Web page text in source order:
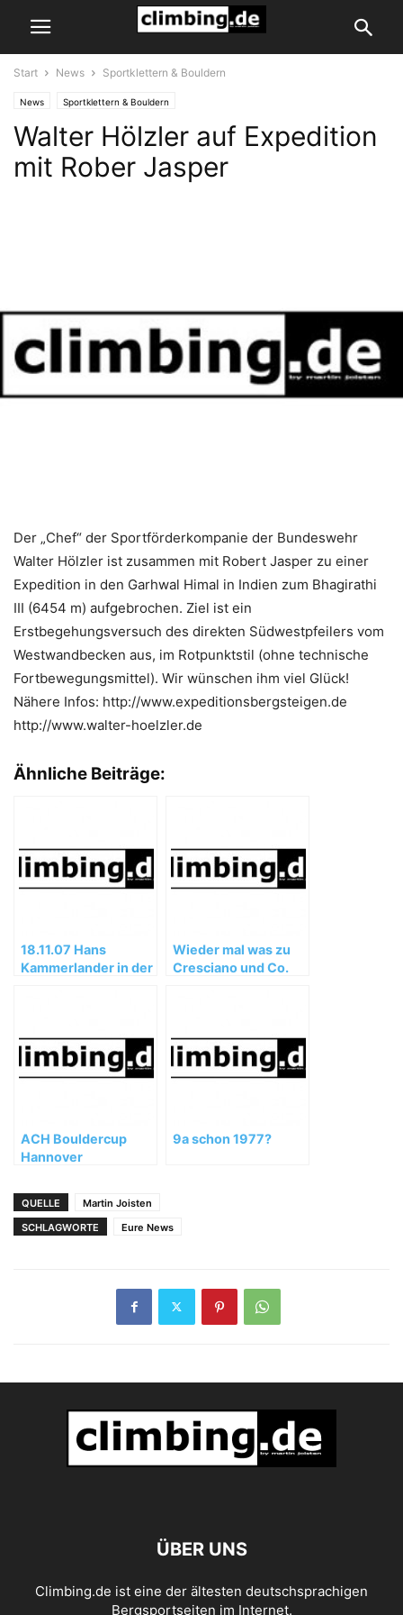
Start News Sportklettern & Bouldern
News Sportklettern & Bouldern
Walter Hölzler auf Expedition
mit Rober Jasper
Der „Chef“ der Sportförderkompanie der Bundeswehr
Walter Hölzler ist zusammen mit Robert Jasper zu einer
Expedition in den Garhwal Himal in Indien zum Bhagirathi
III (6454 m) aufgebrochen. Ziel ist ein
Erstbegehungsversuch des direkten Südwestpfeilers vom
Westwandbecken aus, im Rotpunktstil (ohne technische
Fortbewegungsmittel). Wir wünschen ihm viel Glück!
Nähere Infos: http://www.expeditionsbergsteigen.de
http://www.walter-hoelzler.de
Ähnliche Beiträge:
18.11.07 Hans
Kammerlander in der
Wieder mal was zu
Cresciano und Co.
ACH Bouldercup
Hannover
9a schon 1977?
QUELLE
Martin Joisten
SCHLAGWORTE
Eure News
ÜBER UNS
Climbing.de ist eine der ältesten deutschsprachigen
Bergsportseiten im Internet.